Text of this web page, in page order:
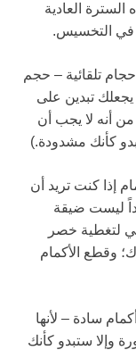
العادية
في التخسيس.
تلقائية – حجم
تبدين على
من أنه لا يجب أن
كأنك مشدودة.)
إذا كنت تريد أن
ليست ضيقة
لتغطية خصر
وقطع الأكمام
سادة – لأنها
وإلا ستبدو كأنك